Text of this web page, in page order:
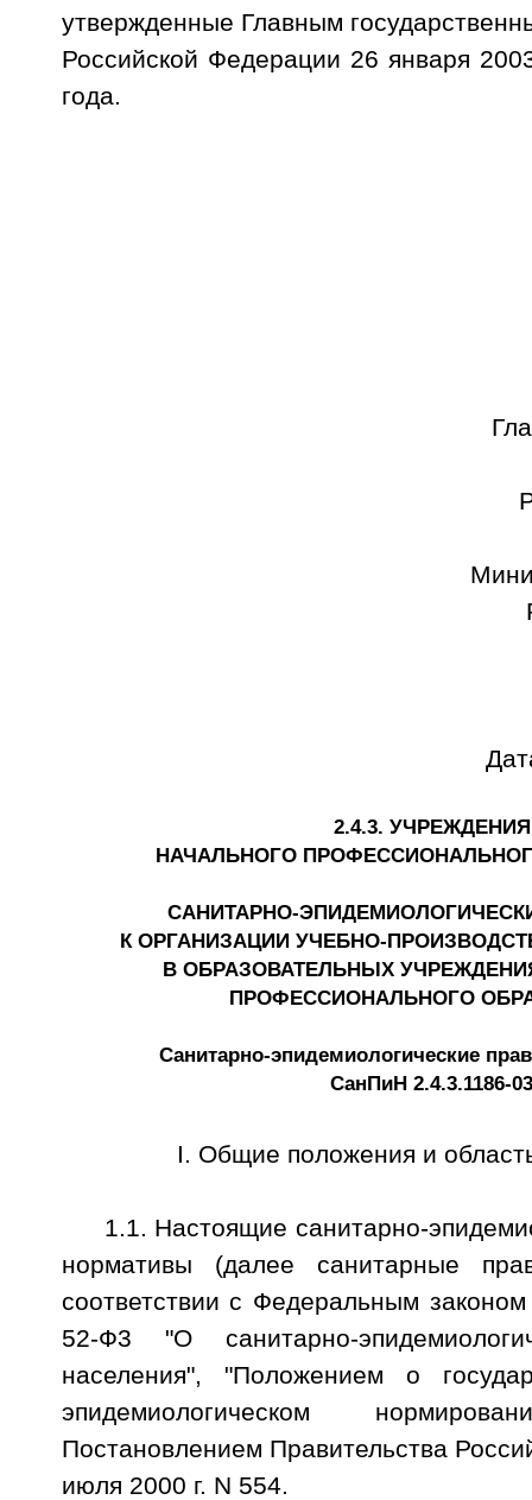
утвержденные Главным
Российской Федерации 26 января
года.
2.4.3. УЧРЕЖДЕНИЯ
НАЧАЛЬНОГО
САНИТАРНО-
К ОРГАНИЗАЦИИ УЧЕБНО-
В ОБРАЗОВАТЕЛЬНЫХ
ПРОФЕССИОНАЛЬНОГО
Санитарно-эпидемиологические
СанПиН 2.4.3.1186-03
I. Общие положения и
1.1. Настоящие санитарно-
нормативы (далее санитарные
соответствии с Федеральным
52-Ф3 "О санитарно-
населения", "Положением о
эпидемиологическом
Постановлением Правительства
июля 2000 г. N 554.